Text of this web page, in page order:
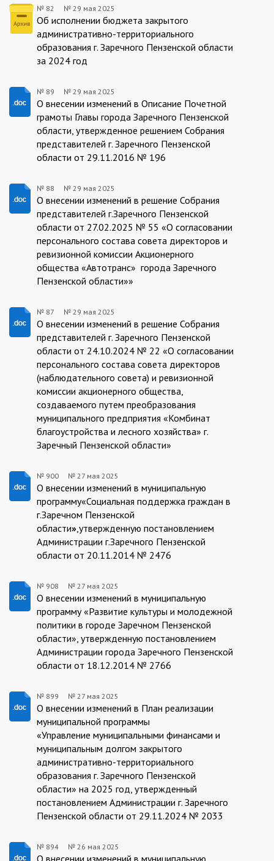
82/29.05.2025
№ 82 № 29 мая 2025
Об исполнении бюджета закрытого
административно-территориального
образования г. Заречного Пензенской области
за 2024 год
89/29.05.2025
№ 89 № 29 мая 2025
О внесении изменений в Описание Почетной
грамоты Главы города Заречного Пензенской
области, утвержденное решением Собрания
представителей г. Заречного Пензенской
области от 29.11.2016 № 196
88/29.05.2025
№ 88 № 29 мая 2025
О внесении изменений в решение Собрания
представителей г.Заречного Пензенской
области от 27.02.2025 № 55 «О согласовании
персонального состава совета директоров и
ревизионной комиссии Акционерного
общества «Автотранс» города Заречного
Пензенской области»»
87/29.05.2025
№ 87 № 29 мая 2025
О внесении изменений в решение Собрания
представителей г. Заречного Пензенской
области от 24.10.2024 № 22 «О согласовании
персонального состава совета директоров
(наблюдательного совета) и ревизионной
комиссии акционерного общества,
создаваемого путем преобразования
муниципального предприятия «Комбинат
благоустройства и лесного хозяйства» г.
Заречный Пензенской области»
900/27.05.2025
№ 900 № 27 мая 2025
О внесении изменений в муниципальную
программу«Социальная поддержка граждан в
г.Заречном Пензенской
области» ,утвержденную постановлением
Администрации г.Заречного Пензенской
области от 20.11.2014 № 2476
908/27.05.2025
№ 908 № 27 мая 2025
О внесении изменений в муниципальную
программу «Развитие культуры и молодежной
политики в городе Заречном Пензенской
области», утвержденную постановлением
Администрации города Заречного Пензенской
области от 18.12.2014 № 2766
899/27.05.2025
№ 899 № 27 мая 2025
О внесении изменений в План реализации
муниципальной программы
«Управление муниципальными финансами и
муниципальным долгом закрытого
административно-территориального
образования г. Заречного Пензенской
области» на 2025 год, утвержденный
постановлением Администрации г. Заречного
Пензенской области от 29.11.2024 № 2033
№ 894 № 26 мая 2025
О внесении изменений в муниципальную